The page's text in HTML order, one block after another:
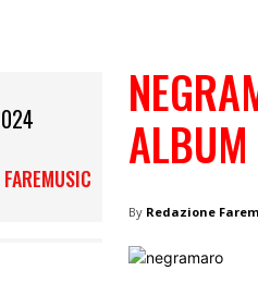
By Redazione